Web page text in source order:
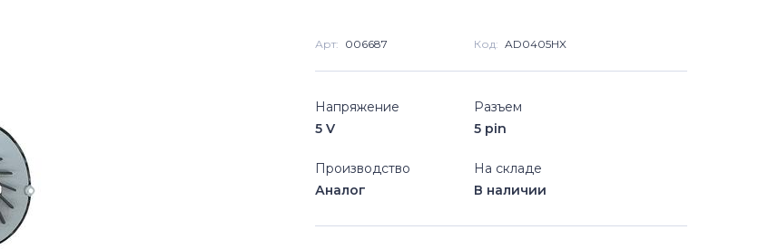
Арт: 006687 Код: AD0405HX
Напряжение
5 V
Разъем
5 pin
Производство
Аналог
На складе
В наличии